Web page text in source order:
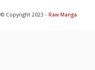
© Copyright 2023 - Raw Manga